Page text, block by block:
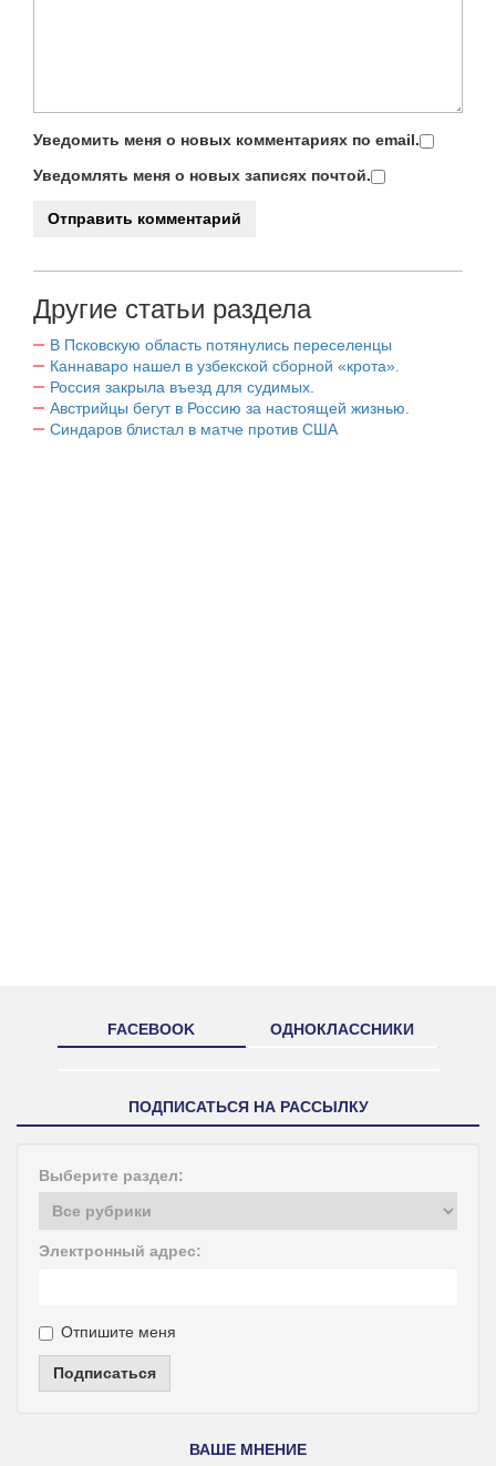
Уведомить меня о новых комментариях по email.
Уведомлять меня о новых записях почтой.
Другие статьи раздела
В Псковскую область потянулись переселенцы
Каннаваро нашел в узбекской сборной «крота».
Россия закрыла въезд для судимых.
Австрийцы бегут в Россию за настоящей жизнью.
Синдаров блистал в матче против США
FACEBOOK ОДНОКЛАССНИКИ
ПОДПИСАТЬСЯ НА РАССЫЛКУ
Выберите раздел:
Электронный адрес:
Отпишите меня
Подписаться
ВАШЕ МНЕНИЕ